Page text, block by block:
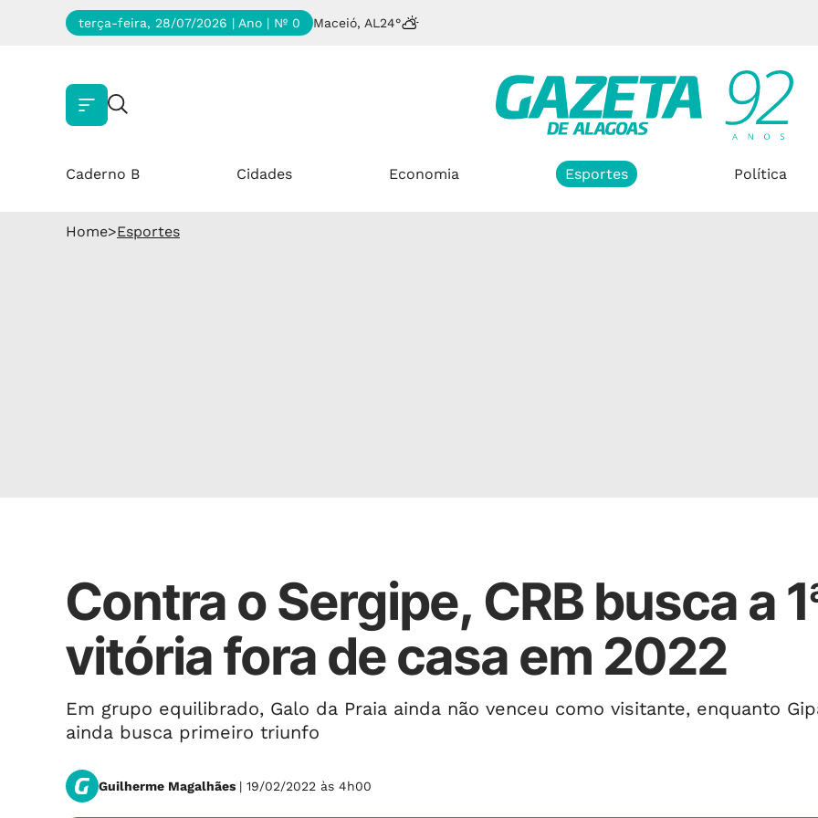
terça-feira, 28/07/2026 | Ano | Nº 0 Maceió, AL 24°
Caderno B Cidades Economia Esportes Política
Home>Esportes
Contra o Sergipe, CRB busca a
vitória fora de casa em 2022
Em grupo equilibrado, Galo da Praia ainda não venceu como visitante, enquanto
ainda busca primeiro triunfo
Guilherme Magalhães | 19/02/2022 às 4h00